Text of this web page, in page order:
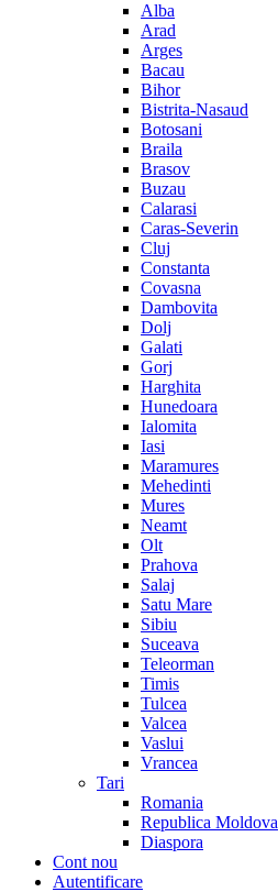
Alba
Arad
Arges
Bacau
Bihor
Bistrita-Nasaud
Botosani
Braila
Brasov
Buzau
Calarasi
Caras-Severin
Cluj
Constanta
Covasna
Dambovita
Dolj
Galati
Gorj
Harghita
Hunedoara
Ialomita
Iasi
Maramures
Mehedinti
Mures
Neamt
Olt
Prahova
Salaj
Satu Mare
Sibiu
Suceava
Teleorman
Timis
Tulcea
Valcea
Vaslui
Vrancea
Tari
Romania
Republica Moldova
Diaspora
Cont nou
Autentificare